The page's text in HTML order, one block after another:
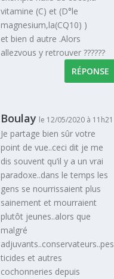
vitamine (C) et (D°le
magnesium,la(CQ10) )
et bien d autre .Alors
allezvous y retrouver ??????
RÉPONSE
Boulay le 12/05/2020 à 11h21
Je partage bien sûr votre
point de vue..ceci dit je me
dis souvent qu’il y a un vrai
paradoxe..dans le temps les
gens se nourrissaient plus
sainement et mourraient
plutôt jeunes..alors que
malgré
adjuvants..conservateurs..pes
ticides et autres
cochonneries depuis